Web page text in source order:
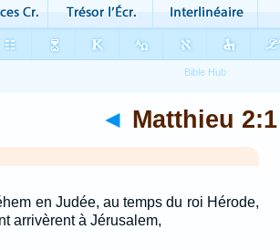
◄ Matthieu 2:1
en Judée, au temps du roi Hérode,
arrivèrent à Jérusalem,